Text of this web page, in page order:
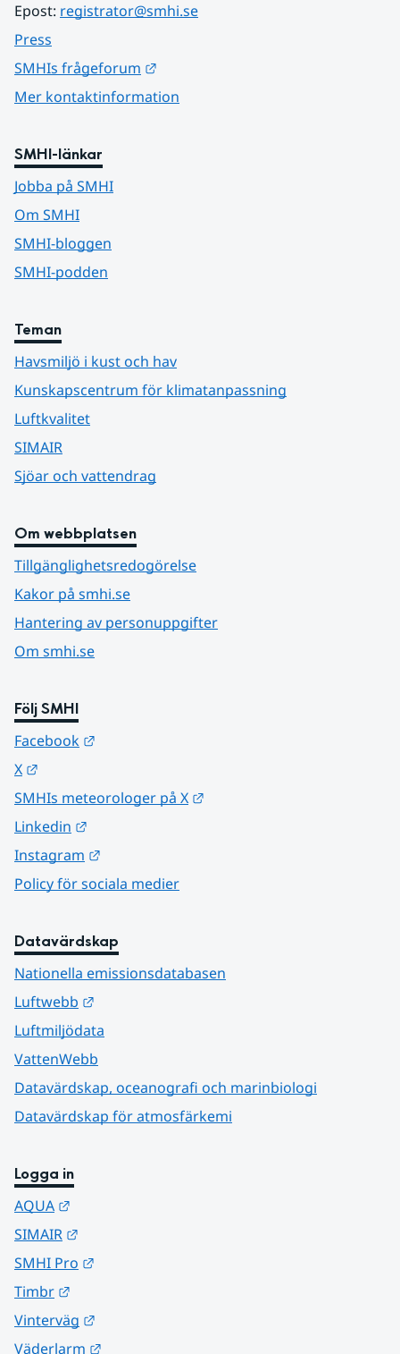
Epost: registrator@smhi.se
Press
SMHIs frågeforum
Mer kontaktinformation
SMHI-länkar
Jobba på SMHI
Om SMHI
SMHI-bloggen
SMHI-podden
Teman
Havsmiljö i kust och hav
Kunskapscentrum för klimatanpassning
Luftkvalitet
SIMAIR
Sjöar och vattendrag
Om webbplatsen
Tillgänglighetsredogörelse
Kakor på smhi.se
Hantering av personuppgifter
Om smhi.se
Följ SMHI
Facebook
X
SMHIs meteorologer på X
Linkedin
Instagram
Policy för sociala medier
Datavärdskap
Nationella emissionsdatabasen
Luftwebb
Luftmiljödata
VattenWebb
Datavärdskap, oceanografi och marinbiologi
Datavärdskap för atmosfärkemi
Logga in
AQUA
SIMAIR
SMHI Pro
Timbr
Vinterväg
Väderlarm